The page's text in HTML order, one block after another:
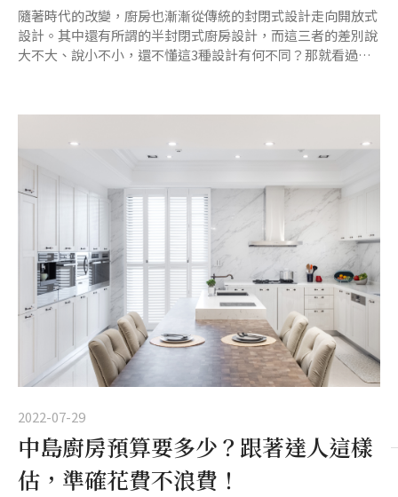
隨著時代的改變，廚房也漸漸從傳統的封閉式設計走向開放式
設計。其中還有所謂的半封閉式廚房設計，而這三者的差別說
大不大、說小不小，還不懂這3種設計有何不同？那就看過
2022-07-29
中島廚房預算要多少？跟著達人這樣
估，準確花費不浪費！